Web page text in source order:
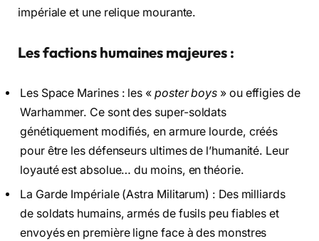
impériale et une relique mourante.
Les factions humaines majeures :
Les Space Marines : les « poster boys » ou effigies de
Warhammer. Ce sont des super-soldats
génétiquement modifiés, en armure lourde, créés
pour être les défenseurs ultimes de l’humanité. Leur
loyauté est absolue… du moins, en théorie.
La Garde Impériale (Astra Militarum) : Des milliards
de soldats humains, armés de fusils peu fiables et
envoyés en première ligne face à des monstres